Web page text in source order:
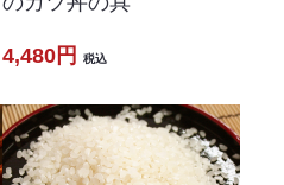
4,480円 税込